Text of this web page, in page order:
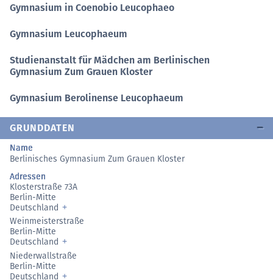
Gymnasium in Coenobio Leucophaeo
Gymnasium Leucophaeum
Studienanstalt für Mädchen am Berlinischen
Gymnasium Zum Grauen Kloster
Gymnasium Berolinense Leucophaeum
GRUNDDATEN
Name
Berlinisches Gymnasium Zum Grauen Kloster
Adressen
Klosterstraße 73A
Berlin-Mitte
Deutschland
Weinmeisterstraße
Berlin-Mitte
Deutschland
Niederwallstraße
Berlin-Mitte
Deutschland